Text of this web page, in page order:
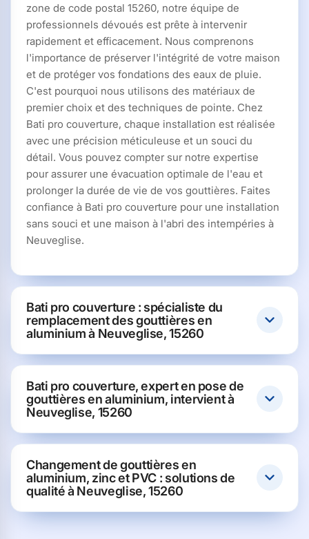
zone de code postal 15260, notre équipe de
professionnels dévoués est prête à intervenir
rapidement et efficacement. Nous comprenons
l'importance de préserver l'intégrité de votre maison
et de protéger vos fondations des eaux de pluie.
C'est pourquoi nous utilisons des matériaux de
premier choix et des techniques de pointe. Chez
Bati pro couverture, chaque installation est réalisée
avec une précision méticuleuse et un souci du
détail. Vous pouvez compter sur notre expertise
pour assurer une évacuation optimale de l'eau et
prolonger la durée de vie de vos gouttières. Faites
confiance à Bati pro couverture pour une installation
sans souci et une maison à l'abri des intempéries à
Neuveglise.
Bati pro couverture : spécialiste du
remplacement des gouttières en
aluminium à Neuveglise, 15260
Bati pro couverture, expert en pose de
gouttières en aluminium, intervient à
Neuveglise, 15260
Changement de gouttières en
aluminium, zinc et PVC : solutions de
qualité à Neuveglise, 15260